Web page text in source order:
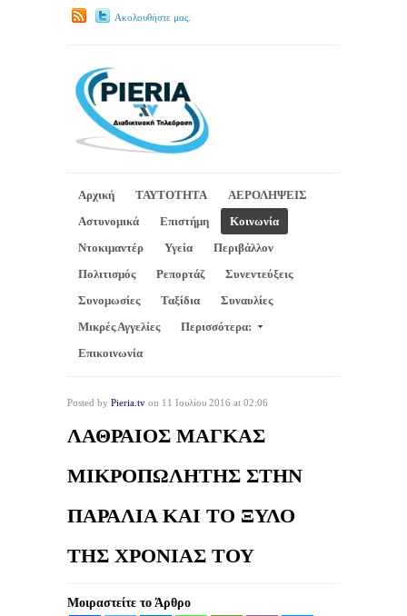
Ακολουθήστε μας.
Αρχική ΤΑΥΤΟΤΗΤΑ
ΑΕΡΟΛΗΨΕΙΣ
Αστυνομικά
Επιστήμη
Κοινωνία
Ντοκιμαντέρ
Υγεία
Περιβάλλον
Πολιτισμός
Ρεπορτάζ
Συνεντεύξεις
Συνομωσίες
Ταξίδια
Συναυλίες
Μικρές Αγγελίες
Περισσότερα:
Επικοινωνία
Posted by Pieria.tv on 11 Ιουλίου 2016 at 02:06
ΛΑΘΡΑΙΟΣ ΜΑΓΚΑΣ
ΜΙΚΡΟΠΩΛΗΤΗΣ ΣΤΗΝ
ΠΑΡΑΛΙΑ ΚΑΙ ΤΟ ΞΥΛΟ
ΤΗΣ ΧΡΟΝΙΑΣ ΤΟΥ
Μοιραστείτε το Άρθρο